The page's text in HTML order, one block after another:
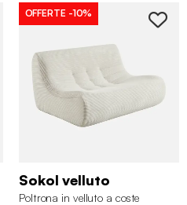
OFFERTE -10%
Sokol velluto
Poltrona in velluto a coste